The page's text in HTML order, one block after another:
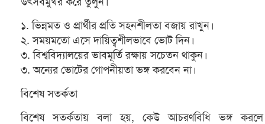
১. ভিন্নমত ও প্রার্থীর প্রতি সহনশীলতা বজায় রাখুন।
২. সময়মতো এসে দায়িত্বশীলভাবে ভোট দিন।
৩. বিশ্ববিদ্যালয়ের ভাবমূর্তি রক্ষায় সচেতন থাকুন।
৩. অন্যের ভোটের গোপনীয়তা ভঙ্গ করবেন না।
বিশেষ সতর্কতা
বিশেষ সতর্কতায় বলা হয়, কেউ আচরণবিধি ভঙ্গ করলে